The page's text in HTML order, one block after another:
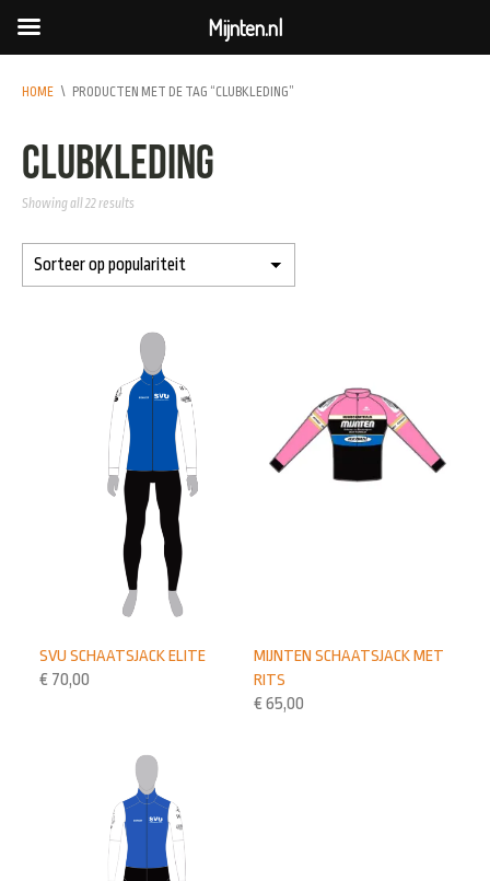
HOME \ PRODUCTEN MET DE TAG “CLUBKLEDING”
clubkleding
Showing all 22 results
MIJNTEN SCHAATSJACK MET
RITS
€ 65,00
SVU SCHAATSJACK ELITE
€ 70,00
Mijnten.nl